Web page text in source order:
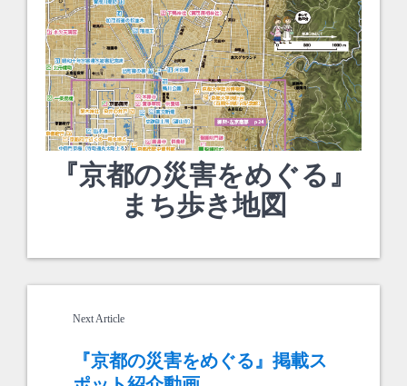
『京都の災害をめぐる』
まち歩き地図
Next Article
『京都の災害をめぐる』掲載ス